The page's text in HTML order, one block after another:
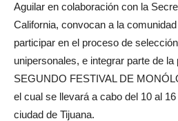
Aguilar en colaboración con la
California, convocan a la
participar en el proceso de
unipersonales, e integrar parte de
SEGUNDO FESTIVAL DE
el cual se llevará a cabo del 10 al
ciudad de Tijuana.